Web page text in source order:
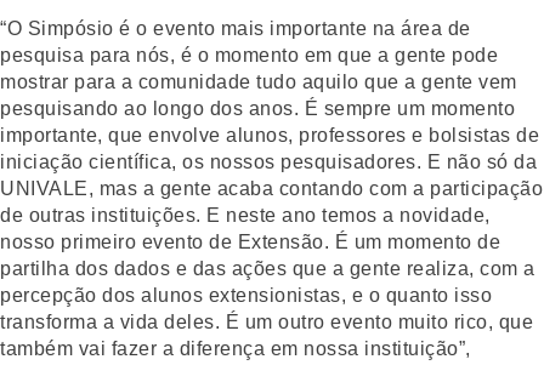
“O Simpósio é o evento mais importante na área de
pesquisa para nós, é o momento em que a gente pode
mostrar para a comunidade tudo aquilo que a gente vem
pesquisando ao longo dos anos. É sempre um momento
importante, que envolve alunos, professores e bolsistas de
iniciação científica, os nossos pesquisadores. E não só da
UNIVALE, mas a gente acaba contando com a participação
de outras instituições. E neste ano temos a novidade,
nosso primeiro evento de Extensão. É um momento de
partilha dos dados e das ações que a gente realiza, com a
percepção dos alunos extensionistas, e o quanto isso
transforma a vida deles. É um outro evento muito rico, que
também vai fazer a diferença em nossa instituição”,